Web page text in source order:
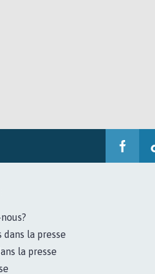
la presse
la presse